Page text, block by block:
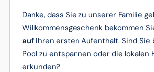
Danke, dass Sie zu unserer Familie
Willkommensgeschenk bekommen
aufIhren ersten Aufenthalt. Sind Sie
Pool zu entspannen oder die lokalen
erkunden?